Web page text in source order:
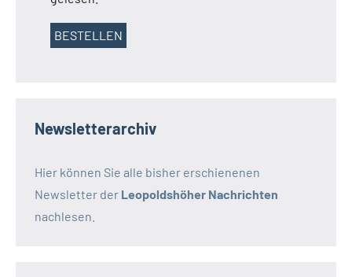
Newsletterarchiv
Hier können Sie alle bisher erschienenen
Newsletter der Leopoldshöher Nachrichten
nachlesen.